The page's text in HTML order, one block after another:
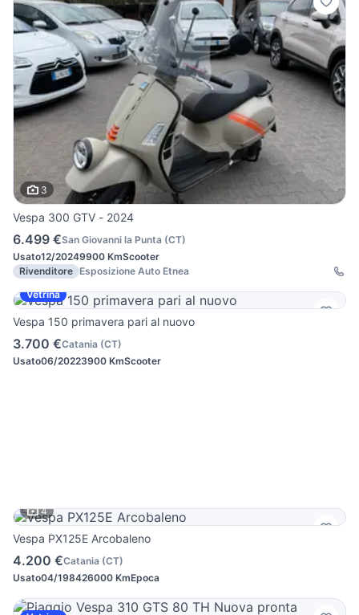
3
Vespa 300 GTV - 2024
6.499 €San Giovanni la Punta (CT)
Usato12/20249900 KmScooter
Rivenditore Esposizione Auto Etnea
Vetrina
Vespa 150 primavera pari al nuovo
3.700 €Catania (CT)
Usato06/20223900 KmScooter
4
Vespa PX125E Arcobaleno
4.200 €Catania (CT)
Usato04/198426000 KmEpoca